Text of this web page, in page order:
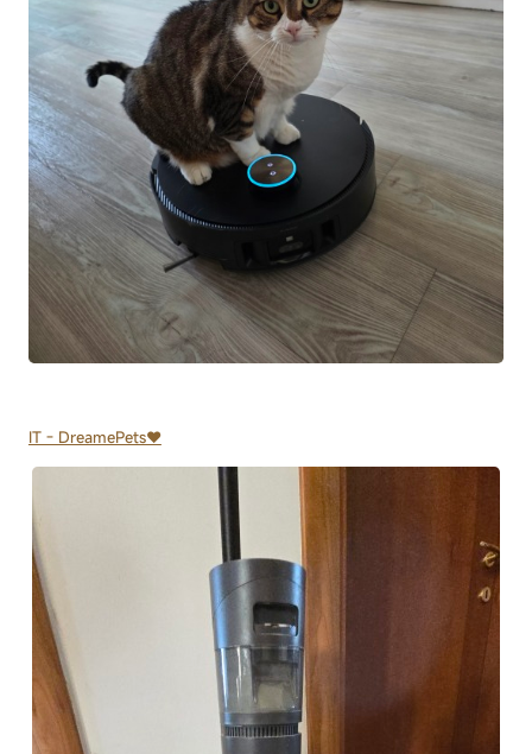
IT - DreamePets♥️